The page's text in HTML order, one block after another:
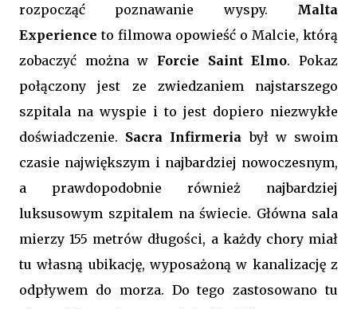
rozpocząć poznawanie wyspy. Malta
Experience to filmowa opowieść o Malcie, którą
zobaczyć można w Forcie Saint Elmo. Pokaz
połączony jest ze zwiedzaniem najstarszego
szpitala na wyspie i to jest dopiero niezwykłe
doświadczenie. Sacra Infirmeria był w swoim
czasie największym i najbardziej nowoczesnym,
a prawdopodobnie również najbardziej
luksusowym szpitalem na świecie. Główna sala
mierzy 155 metrów długości, a każdy chory miał
tu własną ubikację, wyposażoną w kanalizację z
odpływem do morza. Do tego zastosowano tu